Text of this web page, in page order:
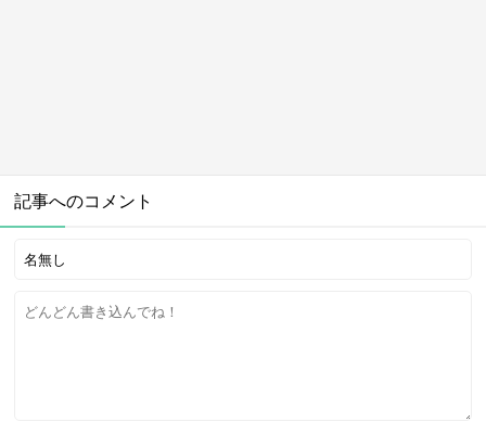
記事へのコメント